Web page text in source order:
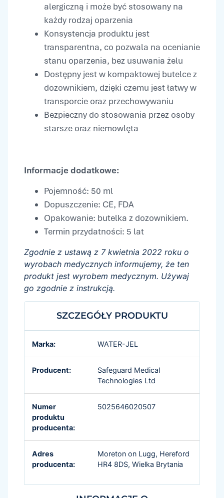
alergiczną i może być stosowany na
każdy rodzaj oparzenia
Konsystencja produktu jest
transparentna, co pozwala na ocenianie
stanu oparzenia, bez usuwania żelu
Dostępny jest w kompaktowej butelce z
dozownikiem, dzięki czemu jest łatwy w
transporcie oraz przechowywaniu
Bezpieczny do stosowania przez osoby
starsze oraz niemowlęta
Informacje dodatkowe:
Pojemność: 50 ml
Dopuszczenie: CE, FDA
Opakowanie: butelka z dozownikiem.
Termin przydatności: 5 lat
Zgodnie z ustawą z 7 kwietnia 2022 roku o
wyrobach medycznych informujemy, że ten
produkt jest wyrobem medycznym. Używaj
go zgodnie z instrukcją.
SZCZEGÓŁY PRODUKTU
Marka: WATER-JEL
Producent:
Safeguard Medical
Technologies Ltd
Numer
produktu
producenta:
5025646020507
Adres
producenta:
Moreton on Lugg, Hereford
HR4 8DS, Wielka Brytania